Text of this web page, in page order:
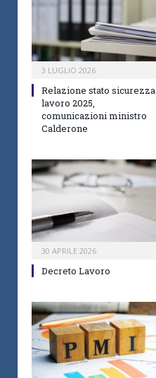
3 LUGLIO 2026
Relazione stato sicurezza
lavoro 2025,
comunicazioni ministro
Calderone
30 APRILE 2026
Decreto Lavoro